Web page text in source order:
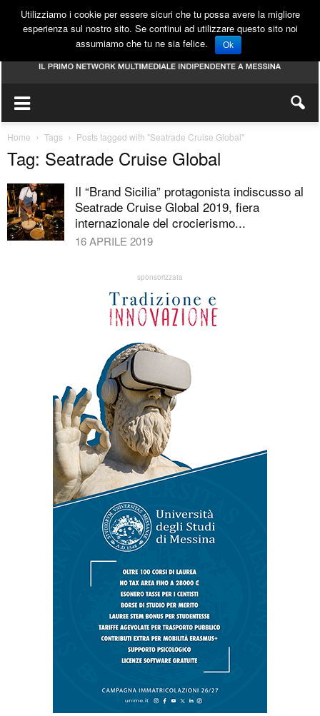
Home Tags Posts tagged with "Seatrade Cruise Global"
Tag: Seatrade Cruise Global
Il “Brand Sicilia” protagonista indiscusso al
Seatrade Cruise Global 2019, fiera
internazionale del crocierismo...
16 APRILE 2019
sponsorizzata
Utilizziamo i cookie per essere sicuri che tu possa avere la migliore
esperienza sul nostro sito. Se continui ad utilizzare questo sito noi
assumiamo che tu ne sia felice.
Ok